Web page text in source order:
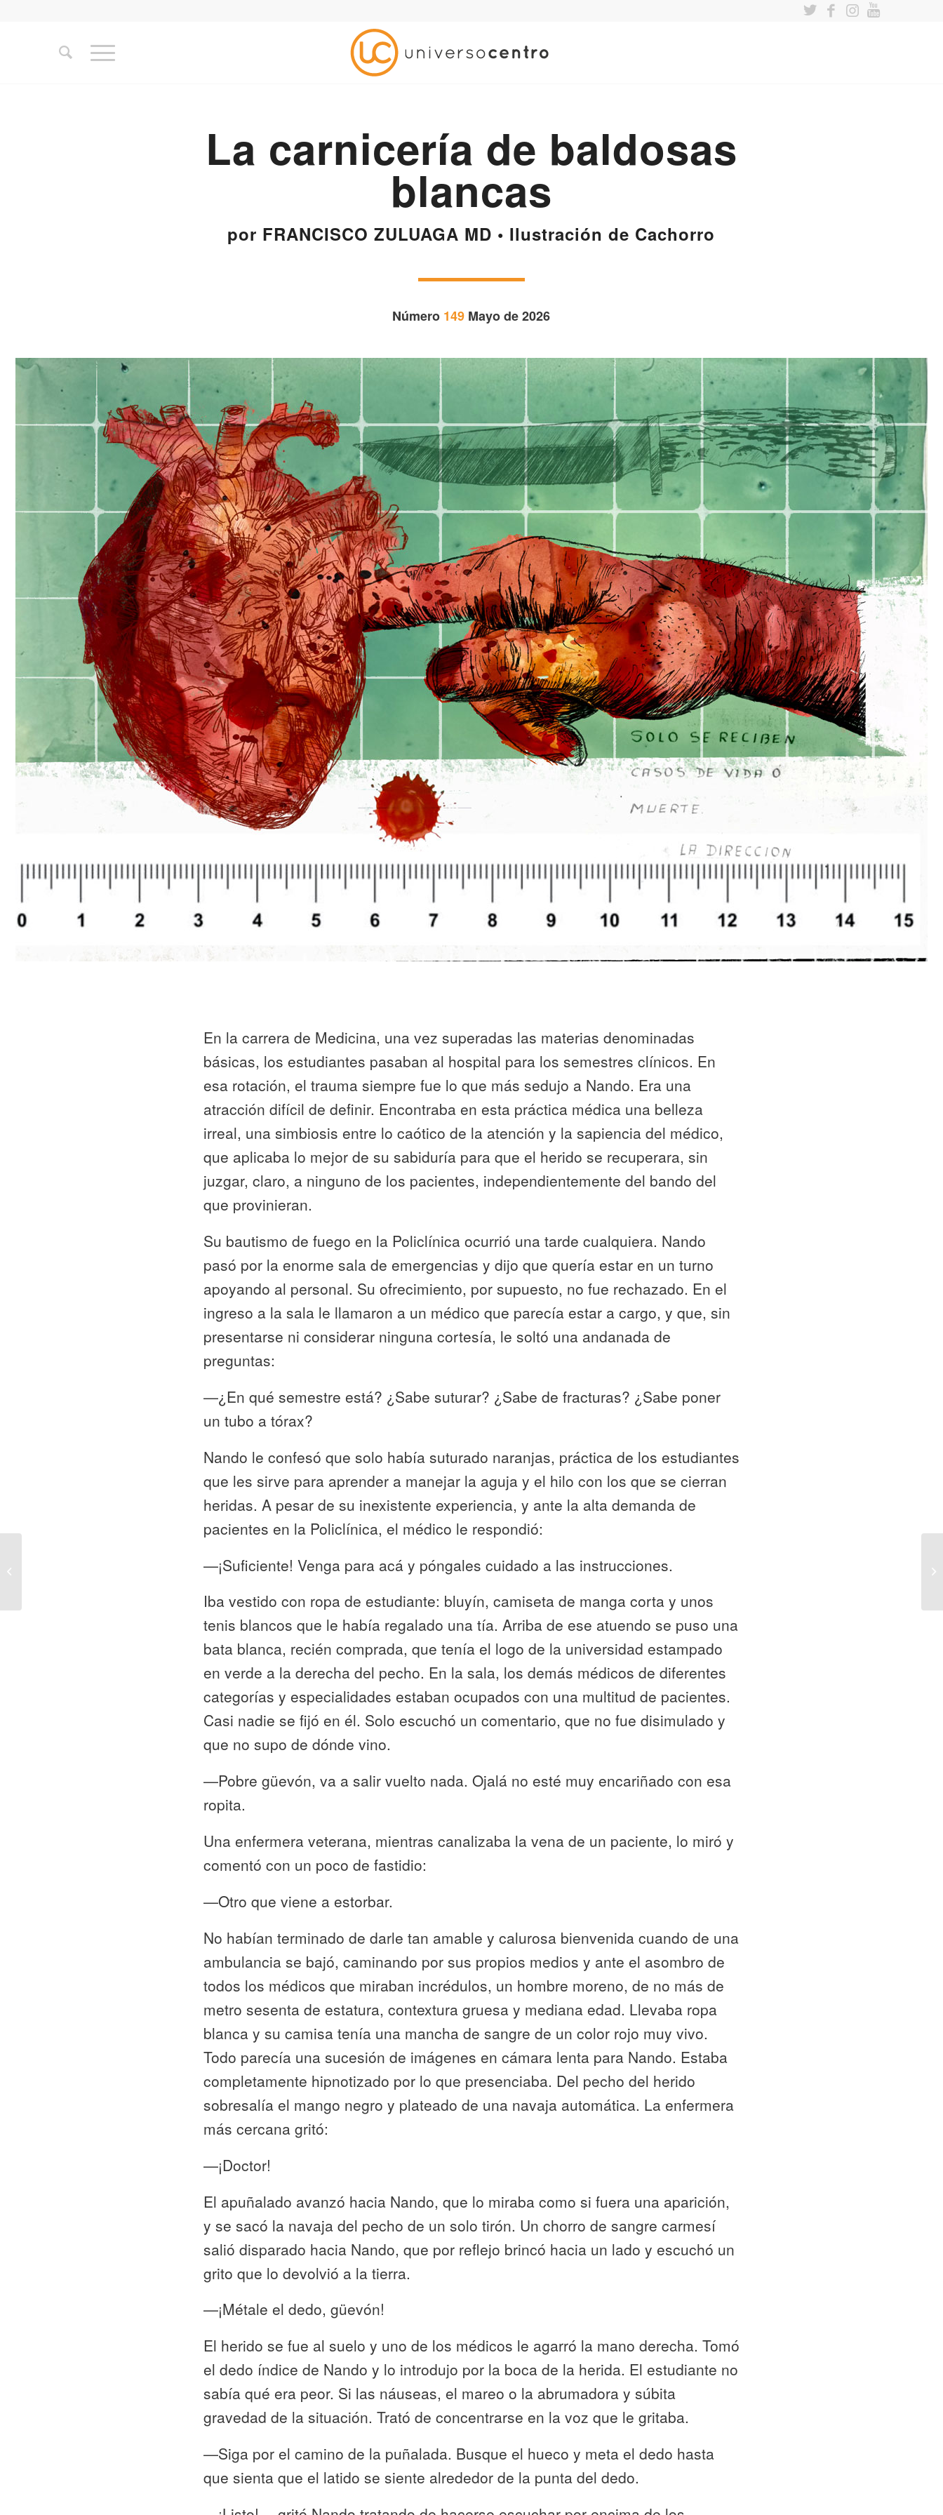
La carnicería de baldosas
blancas
por FRANCISCO ZULUAGA MD • Ilustración de Cachorro
Número 149 Mayo de 2026
En la carrera de Medicina, una vez superadas las materias denominadas
básicas, los estudiantes pasaban al hospital para los semestres clínicos. En
esa rotación, el trauma siempre fue lo que más sedujo a Nando. Era una
atracción difícil de definir. Encontraba en esta práctica médica una belleza
irreal, una simbiosis entre lo caótico de la atención y la sapiencia del médico,
que aplicaba lo mejor de su sabiduría para que el herido se recuperara, sin
juzgar, claro, a ninguno de los pacientes, independientemente del bando del
que provinieran.
Su bautismo de fuego en la Policlínica ocurrió una tarde cualquiera. Nando
pasó por la enorme sala de emergencias y dijo que quería estar en un turno
apoyando al personal. Su ofrecimiento, por supuesto, no fue rechazado. En el
ingreso a la sala le llamaron a un médico que parecía estar a cargo, y que, sin
presentarse ni considerar ninguna cortesía, le soltó una andanada de
preguntas:
—¿En qué semestre está? ¿Sabe suturar? ¿Sabe de fracturas? ¿Sabe poner
un tubo a tórax?
Nando le confesó que solo había suturado naranjas, práctica de los estudiantes
que les sirve para aprender a manejar la aguja y el hilo con los que se cierran
heridas. A pesar de su inexistente experiencia, y ante la alta demanda de
pacientes en la Policlínica, el médico le respondió:
—¡Suficiente! Venga para acá y póngales cuidado a las instrucciones.
Iba vestido con ropa de estudiante: bluyín, camiseta de manga corta y unos
tenis blancos que le había regalado una tía. Arriba de ese atuendo se puso una
bata blanca, recién comprada, que tenía el logo de la universidad estampado
en verde a la derecha del pecho. En la sala, los demás médicos de diferentes
categorías y especialidades estaban ocupados con una multitud de pacientes.
Casi nadie se fijó en él. Solo escuchó un comentario, que no fue disimulado y
que no supo de dónde vino.
—Pobre güevón, va a salir vuelto nada. Ojalá no esté muy encariñado con esa
ropita.
Una enfermera veterana, mientras canalizaba la vena de un paciente, lo miró y
comentó con un poco de fastidio:
—Otro que viene a estorbar.
No habían terminado de darle tan amable y calurosa bienvenida cuando de una
ambulancia se bajó, caminando por sus propios medios y ante el asombro de
todos los médicos que miraban incrédulos, un hombre moreno, de no más de
metro sesenta de estatura, contextura gruesa y mediana edad. Llevaba ropa
blanca y su camisa tenía una mancha de sangre de un color rojo muy vivo.
Todo parecía una sucesión de imágenes en cámara lenta para Nando. Estaba
completamente hipnotizado por lo que presenciaba. Del pecho del herido
sobresalía el mango negro y plateado de una navaja automática. La enfermera
más cercana gritó:
—¡Doctor!
El apuñalado avanzó hacia Nando, que lo miraba como si fuera una aparición,
y se sacó la navaja del pecho de un solo tirón. Un chorro de sangre carmesí
salió disparado hacia Nando, que por reflejo brincó hacia un lado y escuchó un
grito que lo devolvió a la tierra.
—¡Métale el dedo, güevón!
El herido se fue al suelo y uno de los médicos le agarró la mano derecha. Tomó
el dedo índice de Nando y lo introdujo por la boca de la herida. El estudiante no
sabía qué era peor. Si las náuseas, el mareo o la abrumadora y súbita
gravedad de la situación. Trató de concentrarse en la voz que le gritaba.
—Siga por el camino de la puñalada. Busque el hueco y meta el dedo hasta
que sienta que el latido se siente alrededor de la punta del dedo.